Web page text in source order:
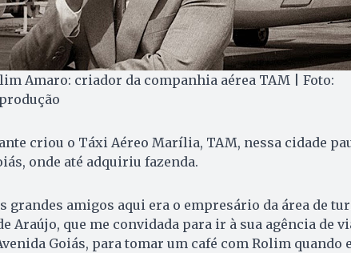
Amaro: criador da companhia aérea TAM | Foto:
criou o Táxi Aéreo Marília, TAM, nessa cidade
onde até adquiriu fazenda.
grandes amigos aqui era o empresário da área de
Araújo, que me convidada para ir à sua agência de
Goiás, para tomar um café com Rolim quando